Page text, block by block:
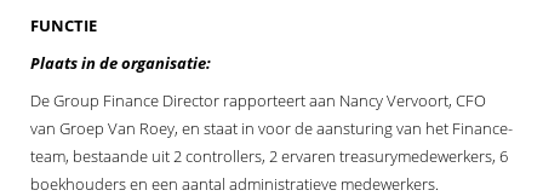
FUNCTIE
Plaats in de organisatie:
De Group Finance Director rapporteert aan Nancy Vervoort, CFO
van Groep Van Roey, en staat in voor de aansturing van het Finance-
team, bestaande uit 2 controllers, 2 ervaren treasurymedewerkers, 6
boekhouders en een aantal administratieve medewerkers.
gebruikt